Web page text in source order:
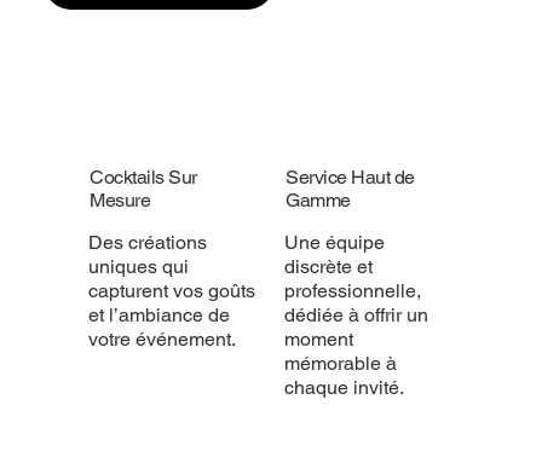
Cocktails Sur
Mesure
Des créations
uniques qui
capturent vos goûts
et l’ambiance de
votre événement.
Service Haut de
Gamme
Une équipe
discrète et
professionnelle,
dédiée à offrir un
moment
mémorable à
chaque invité.